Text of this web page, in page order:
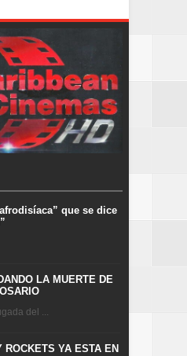
que se dice
LA MUERTE DE
del ...
ROCKETS YA ESTA EN